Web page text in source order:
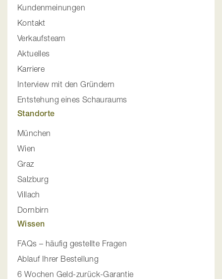
Kundenmeinungen
Kontakt
Verkaufsteam
Aktuelles
Karriere
Interview mit den Gründern
Entstehung eines Schauraums
Standorte
München
Wien
Graz
Salzburg
Villach
Dornbirn
Wissen
FAQs – häufig gestellte Fragen
Ablauf Ihrer Bestellung
6 Wochen Geld-zurück-Garantie